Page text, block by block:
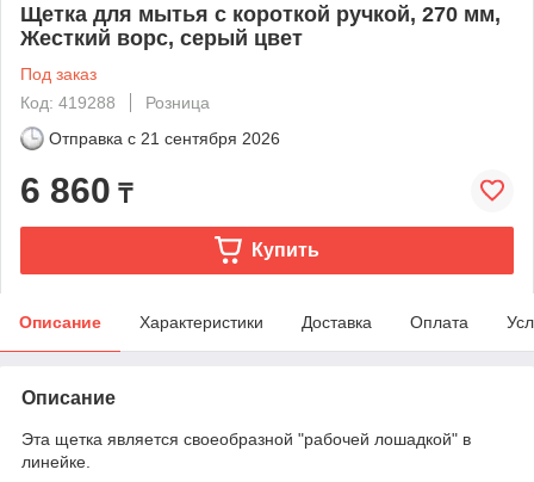
Щетка для мытья с короткой ручкой, 270 мм,
Жесткий ворс, серый цвет
Под заказ
Код: 419288
Розница
Отправка с 21 сентября 2026
6 860 ₸
Купить
Описание Характеристики Доставка Оплата
Описание
Эта щетка является своеобразной "pабочей лошадкой" в
линейке.